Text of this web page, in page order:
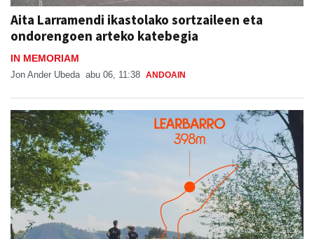
Aita Larramendi ikastolako sortzaileen eta
ondorengoen arteko katebegia
IN MEMORIAM
Jon Ander Ubeda abu 06, 11:38 ANDOAIN